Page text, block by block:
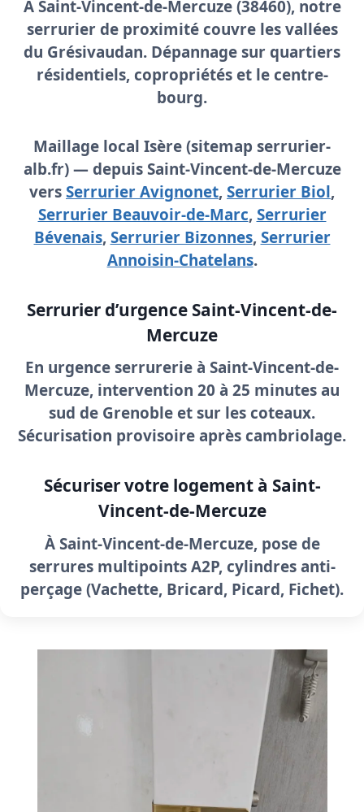
À Saint-Vincent-de-Mercuze (38460), notre
serrurier de proximitécouvre les vallées
du Grésivaudan. Dépannage sur quartiers
résidentiels, copropriétés et le centre-
bourg.
Maillage local Isère (sitemap serrurier-
alb.fr) — depuis Saint-Vincent-de-Mercuze
versSerrurier Avignonet, Serrurier Biol,
Serrurier Beauvoir-de-Marc, Serrurier
Bévenais, Serrurier Bizonnes, Serrurier
Annoisin-Chatelans.
Serrurier d’urgence Saint-Vincent-de-
Mercuze
En urgence serrurerie à Saint-Vincent-de-
Mercuze, intervention 20 à 25 minutes au
sud de Grenoble et sur les coteaux.
Sécurisation provisoire après cambriolage.
Sécuriser votre logement à Saint-
Vincent-de-Mercuze
À Saint-Vincent-de-Mercuze, pose de
serrures multipoints A2P, cylindres anti-
perçage (Vachette, Bricard, Picard, Fichet).